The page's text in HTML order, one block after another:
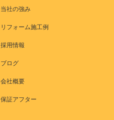
当社の強み
リフォーム施工例
採用情報
ブログ
会社概要
保証アフター